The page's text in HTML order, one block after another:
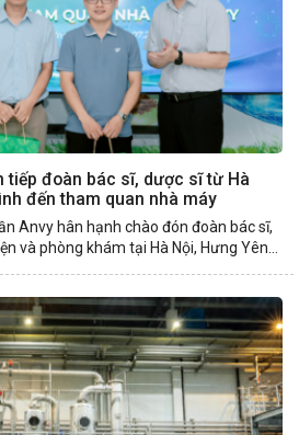
tiếp đoàn bác sĩ, dược sĩ từ Hà
đến tham quan nhà máy
Anvy hân hạnh chào đón đoàn bác sĩ,
và phòng khám tại Hà Nội, Hưng Yên